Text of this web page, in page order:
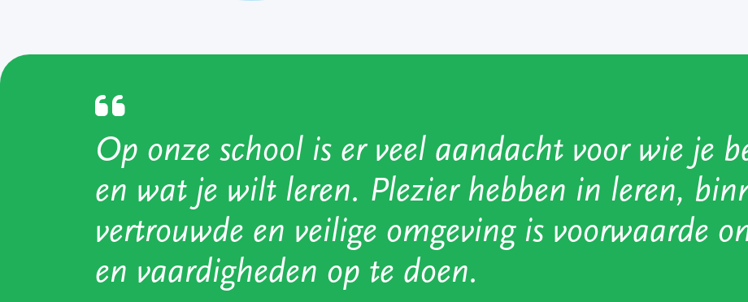
Op onze school is er veel aandacht voor wie je
en wat je wilt leren. Plezier hebben in leren,
vertrouwde en veilige omgeving is voorwaarde
en vaardigheden op te doen.